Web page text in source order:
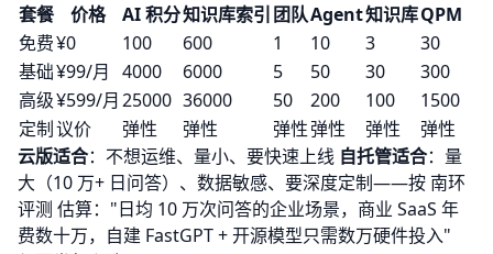
套餐
价格 AI 积分知识库索引 团队Agent知识库QPM
免费¥0 100 600 1 10 3
30
基础¥99/月 4000 6000 5 50 30
300
高级¥599/月25000 36000 50 200 100
1500
定制议价 弹性 弹性 弹性弹性 弹性
弹性
云版适合：不想运维、量小、要快速上线 自托管适合：量
大（10 万+ 日问答）、数据敏感、要深度定制——按 南环
评测 估算："日均 10 万次问答的企业场景，商业 SaaS 年
费数十万，自建 FastGPT + 开源模型只需数万硬件投入"